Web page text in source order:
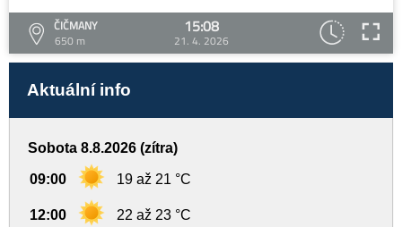
ČIČMANY
650 m
15:08
21. 4. 2026
Aktuální info
Sobota 8.8.2026 (zítra)
09:00 19 až 21 °C
12:00 22 až 23 °C